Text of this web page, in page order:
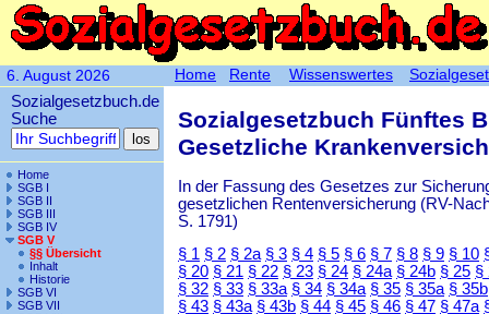
6. August 2026
Sozialgesetzbuch.de
Suche
Home
SGB I
SGB II
SGB III
SGB IV
SGB V
§§ Übersicht
Inhalt
Historie
SGB VI
SGB VII
Sozialgesetzbuch Fünftes
Gesetzliche
In der Fassung des Gesetzes zur
gesetzlichen Rentenversicherung (RV-
S. 1791)
§ 1 § 2 § 2a § 3 § 4 § 5 § 6 § 7 § 8 § 9 § 10
§ 20 § 21 § 22 § 23 § 24 § 24a § 24b § 25 §
§ 32 § 33 § 33a § 34 § 34a § 35 § 35a § 35b
§ 43 § 43a § 43b § 44 § 45 § 46 § 47 § 47a
Home Rente Wissenswertes